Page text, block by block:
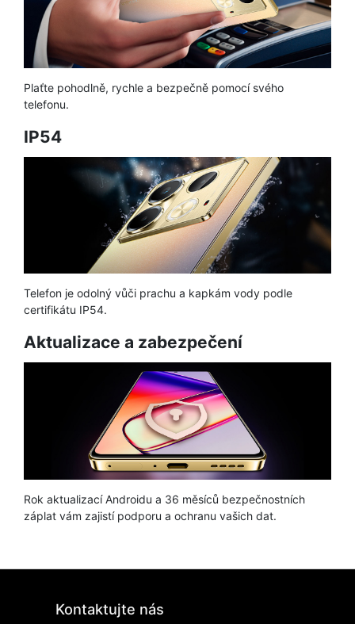
Plaťte pohodlně, rychle a bezpečně pomocí svého
telefonu.
IP54
Telefon je odolný vůči prachu a kapkám vody podle
certifikátu IP54.
Aktualizace a zabezpečení
Rok aktualizací Androidu a 36 měsíců bezpečnostních
záplat vám zajistí podporu a ochranu vašich dat.
Kontaktujte nás